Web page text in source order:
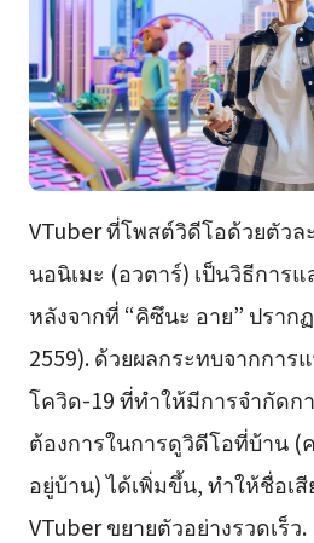
VTuber ที่โพสต์วิดีโอด้วยตัว
นอนิเมะ (อวตาร์) เป็นวิธีการ
หลังจากที่ “คิซึนะ อาย” ปราก
2559). ด้วยผลกระทบจากการ
โควิด-19 ที่ทำให้มีการจำกัดก
ต้องการในการดูวิดีโอที่บ้าน (
อยู่บ้าน) ได้เพิ่มขึ้น, ทำให้ชื่อเ
VTuber ขยายตัวอย่างรวดเร็ว.